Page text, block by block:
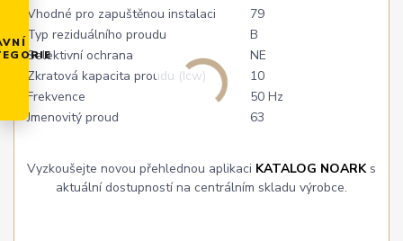
Vhodné pro zapuštěnou instalaci
79
Typ reziduálního proudu
B
Selektivní ochrana
NE
Zkratová kapacita proudu (Icw)
10
Frekvence
50 Hz
Jmenovitý proud
63
Vyzkoušejte novou přehlednou aplikaci KATALOG NOARKs
aktuální dostupností na centrálním skladu výrobce.